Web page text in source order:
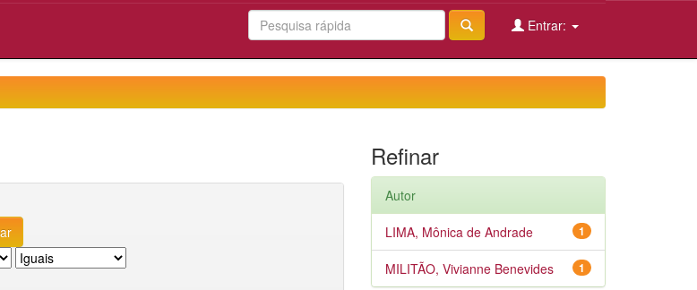
Entrar:
Refinar
Autor
1
LIMA, Mônica de Andrade
1
MILITÃO, Vivianne Benevides